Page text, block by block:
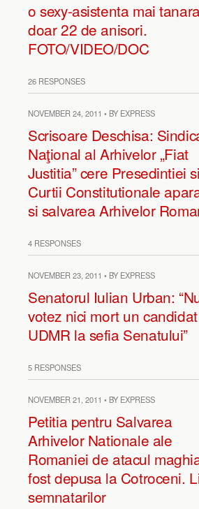
o sexy-asistenta mai
doar 22 de anisori.
FOTO/VIDEO/DOC
26 RESPONSES
NOVEMBER 24, 2011 • BY EXPRESS
Scrisoare Deschisa:
Naţional al Arhivelor „Fiat
Justitia” cere Presedintiei si
Curtii Constitutionale
si salvarea Arhivelor
4 RESPONSES
NOVEMBER 23, 2011 • BY EXPRESS
Senatorul Iulian Urban:
votez nici mort un candidat
UDMR la sefia Senatului”
5 RESPONSES
NOVEMBER 21, 2011 • BY EXPRESS
Petitia pentru Salvarea
Arhivelor Nationale ale
Romaniei de atacul
fost depusa la Cotroceni.
semnatarilor